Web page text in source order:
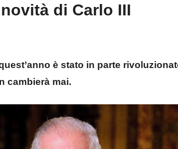
di Carlo III
è stato in parte
cambierà mai.